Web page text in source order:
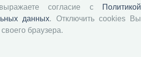
РАН
социальные перемены
согласие с
Политикой
данных. Отключить cookies Вы
браузера.